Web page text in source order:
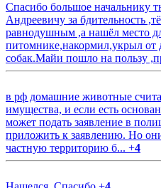
Спасибо большое начальнику
Андреевичу за бдительность
равнодушным ,а нашёл место
питомнике,накормил,укрыл от
собак.Майи пошло на пользу
в рф домашние животные
имущества, и если есть
может подать заявление в
приложить к заявлению. Но
частную территорию б... +4